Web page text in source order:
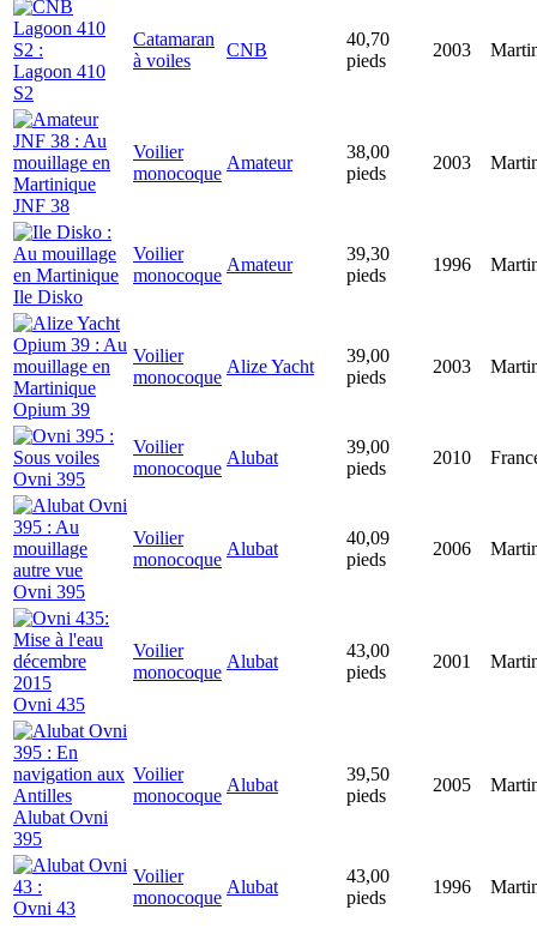
Lagoon 410
S2
Catamaran
à voiles
CNB
40,70
pieds
2003
JNF 38
Voilier
monocoque
Amateur
38,00
pieds
2003
Ile Disko
Voilier
monocoque
Amateur
39,30
pieds
1996
Opium 39
Voilier
monocoque
Alize Yacht
39,00
pieds
2003
Ovni 395
Voilier
monocoque
Alubat
39,00
pieds
2010
Ovni 395
Voilier
monocoque
Alubat
40,09
pieds
2006
Ovni 435
Voilier
monocoque
Alubat
43,00
pieds
2001
Alubat Ovni
395
Voilier
monocoque
Alubat
39,50
pieds
2005
Ovni 43
Voilier
monocoque
Alubat
43,00
pieds
1996